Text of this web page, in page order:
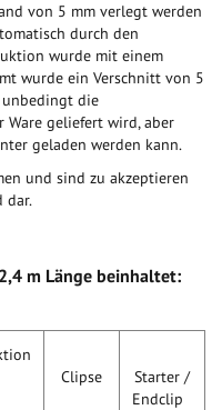
von 5 mm verlegt werden
durch den
wurde mit einem
wurde ein Verschnitt von 5
unbedingt die
Ware geliefert wird, aber
geladen werden kann.
und sind zu akzeptieren
dar.
m Länge beinhaltet:
Clipse
Starter /
Endclip